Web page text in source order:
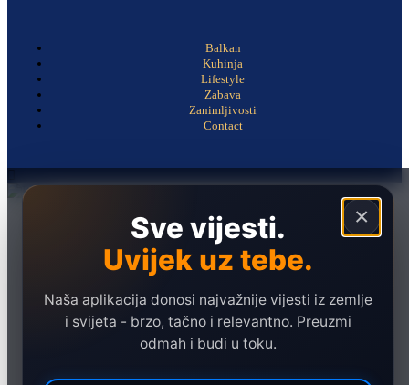
Balkan
Kuhinja
Lifestyle
Zabava
Zanimljivosti
Contact
×
Sve vijesti.
Uvijek uz tebe.
Naša aplikacija donosi najvažnije vijesti iz zemlje
i svijeta - brzo, tačno i relevantno. Preuzmi
odmah i budi u toku.
Hronika
Ekonomija